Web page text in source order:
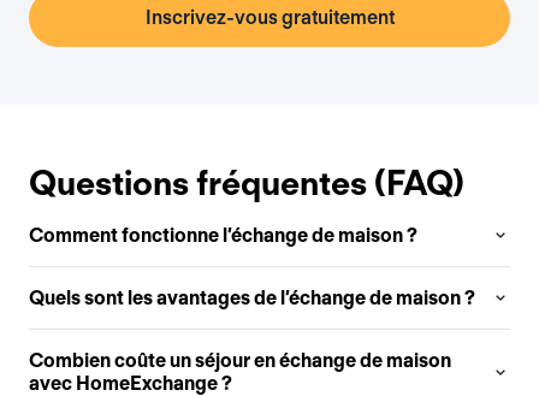
Inscrivez-vous gratuitement
Questions fréquentes (FAQ)
Comment fonctionne l’échange de maison ?
Quels sont les avantages de l’échange de maison ?
Combien coûte un séjour en échange de maison
avec HomeExchange ?